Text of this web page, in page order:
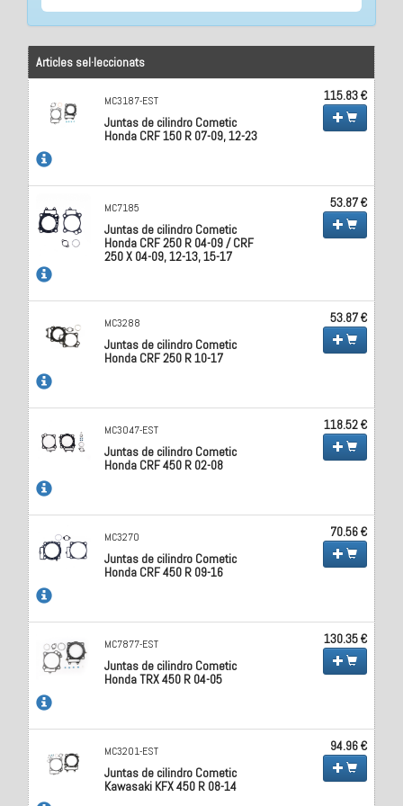
Articles sel·leccionats
MC3187-EST
Juntas de cilindro Cometic
Honda CRF 150 R 07-09, 12-23
115.83 €
MC7185
Juntas de cilindro Cometic
Honda CRF 250 R 04-09 / CRF
250 X 04-09, 12-13, 15-17
53.87 €
MC3288
Juntas de cilindro Cometic
Honda CRF 250 R 10-17
53.87 €
MC3047-EST
Juntas de cilindro Cometic
Honda CRF 450 R 02-08
118.52 €
MC3270
Juntas de cilindro Cometic
Honda CRF 450 R 09-16
70.56 €
MC7877-EST
Juntas de cilindro Cometic
Honda TRX 450 R 04-05
130.35 €
MC3201-EST
Juntas de cilindro Cometic
Kawasaki KFX 450 R 08-14
94.96 €